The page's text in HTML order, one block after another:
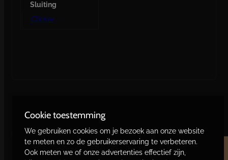
Sluiting
Clicker
Gerelateerde producten
PyramiPizzazz
Cookie toestemming
We gebruiken cookies om je bezoek aan onze website
te meten en zo de gebruikerservaring te verbeteren.
Ook meten we of onze advertenties effectief zijn,